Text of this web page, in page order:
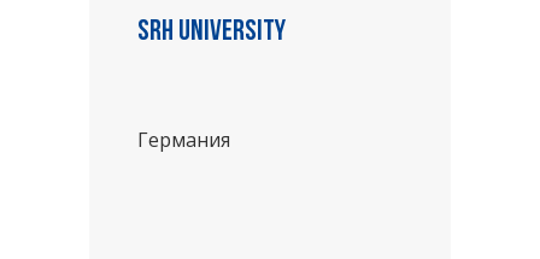
SRH University
Германия